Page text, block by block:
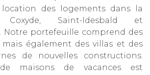
des logements dans la
Saint-Idesbald et
Notre portefeuille comprend des
également des villas et des
de nouvelles constructions.
maisons de vacances est